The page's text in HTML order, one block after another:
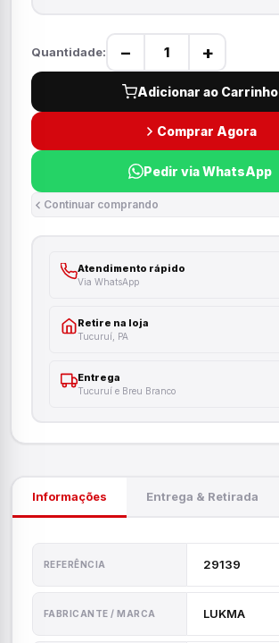
Quantidade: − +
Adicionar ao Carrinho
Comprar Agora
Pedir via WhatsApp
Continuar comprando
Atendimento rápido
Via WhatsApp
Retire na loja
Tucuruí, PA
Entrega
Tucuruí e Breu Branco
Informações Entrega & Retirada
REFERÊNCIA 29139
FABRICANTE / MARCA LUKMA